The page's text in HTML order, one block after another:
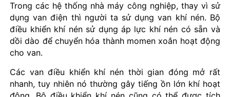
Trong các hệ thống nhà máy công nghiệp, thay vì sử
dụng van điện thì người ta sử dụng van khí nén. Bộ
điều khiển khí nén sử dụng áp lực khí nén có sẵn và
dồi dào để chuyển hóa thành momen xoắn hoạt động
cho van.
Các van điều khiển khí nén thời gian đóng mở rất
nhanh, tuy nhiên nó thường gây tiếng ồn lớn khí hoạt